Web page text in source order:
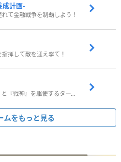
成計画-
て金融戦争を制覇しよう！
揮して敵を迎え撃て！
武器の『アビリティ』と『戦神』を駆使するターン制コマンドバトルRPG！
ムをもっと見る